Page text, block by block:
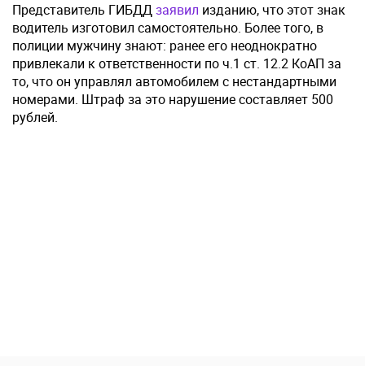
Представитель ГИБДДзаявил изданию, что этот знак
водитель изготовил самостоятельно. Более того, в
полиции мужчину знают: ранее его неоднократно
привлекали к ответственности по ч.1 ст. 12.2 КоАП за
то, что он управлял автомобилем с нестандартными
номерами. Штраф за это нарушение составляет 500
рублей.